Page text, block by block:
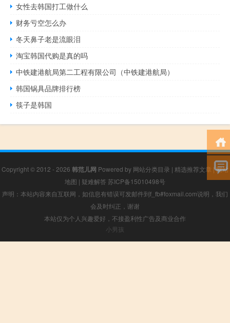
女性去韩国打工做什么
财务亏空怎么办
冬天鼻子老是流眼泪
淘宝韩国代购是真的吗
中铁建港航局第二工程有限公司（中铁建港航局）
韩国锅具品牌排行榜
筷子是韩国
Copyright © 2012 - 2026 韩范儿网 Powered by 网站分类目录 | 精选推荐文章 |网站
地图 | 疑难解答 苏ICP备15010498号
声明：本站内容来自互联网，如信息有错误可发邮件到f_fb#foxmail.com说明，我们
会及时纠正，谢谢
本站仅为个人兴趣爱好，不接盈利性广告及商业合作
小男孩